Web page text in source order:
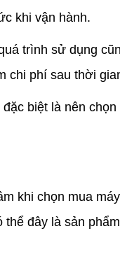
khi vận hành.
trình sử dụng
chi phí sau thời
biệt là nên
khi chọn mua
đây là sản